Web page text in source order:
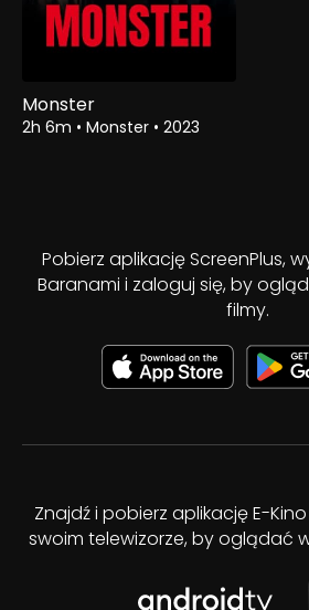
Monster
2h 6m • Monster • 2023
Pobierz aplikację ScreenPlus,
Baranami i zaloguj się, by
filmy.
Znajdź i pobierz aplikację E-
swoim telewizorze, by oglądać